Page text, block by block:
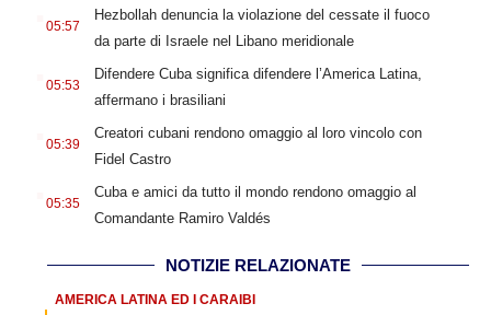
05:57
Hezbollah denuncia la violazione del cessate il fuoco
da parte di Israele nel Libano meridionale
05:53
Difendere Cuba significa difendere l’America Latina,
affermano i brasiliani
05:39
Creatori cubani rendono omaggio al loro vincolo con
Fidel Castro
05:35
Cuba e amici da tutto il mondo rendono omaggio al
Comandante Ramiro Valdés
NOTIZIE RELAZIONATE
AMERICA LATINA ED I CARAIBI